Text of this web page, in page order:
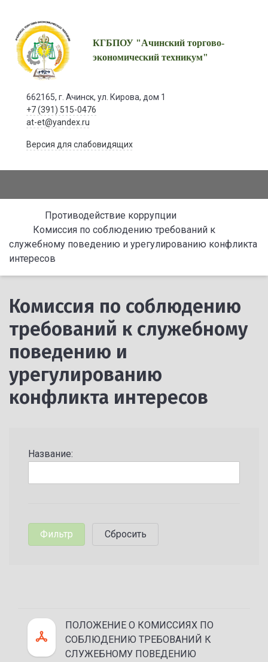
КГБПОУ "Ачинский торгово-
экономический техникум"
662165, г. Ачинск, ул. Кирова, дом 1
+7 (391) 515-0476
at-et@yandex.ru
Версия для слабовидящих
Противодействие коррупции
Комиссия по соблюдению требований к
служебному поведению и урегулированию конфликта
интересов
Комиссия по соблюдению
требований к служебному
поведению и
урегулированию
конфликта интересов
Название:
ПОЛОЖЕНИЕ О КОМИССИЯХ ПО
СОБЛЮДЕНИЮ ТРЕБОВАНИЙ К
СЛУЖЕБНОМУ ПОВЕДЕНИЮ